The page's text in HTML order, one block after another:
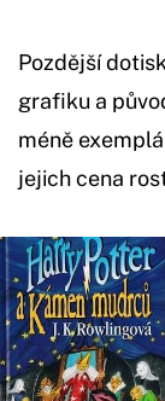
Pozdější
grafiku a
méně
jejich cena